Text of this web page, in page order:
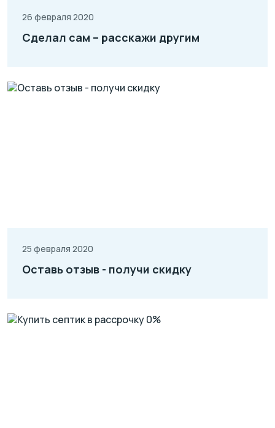
26 февраля 2020
Сделал сам – расскажи другим
25 февраля 2020
Оставь отзыв - получи скидку